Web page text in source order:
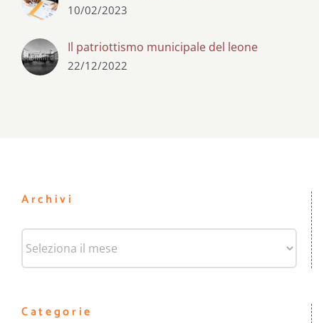
10/02/2023
Il patriottismo municipale del leone
22/12/2022
Archivi
Categorie